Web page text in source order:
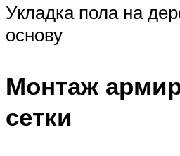
Укладка пола на
основу
Монтаж
сетки